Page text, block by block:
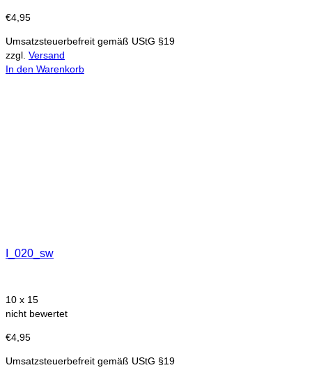
€4,95
Umsatzsteuerbefreit gemäß UStG §19
zzgl. Versand
In den Warenkorb
I_020_sw
10 x 15
nicht bewertet
€4,95
Umsatzsteuerbefreit gemäß UStG §19